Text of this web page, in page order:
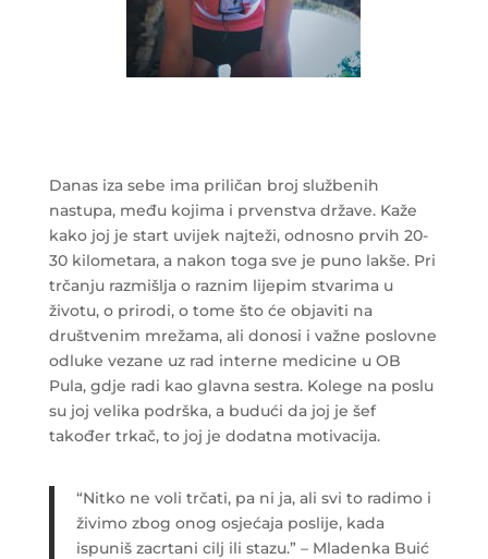
Danas iza sebe ima priličan broj službenih
nastupa, među kojima i prvenstva države. Kaže
kako joj je start uvijek najteži, odnosno prvih 20-
30 kilometara, a nakon toga sve je puno lakše. Pri
trčanju razmišlja o raznim lijepim stvarima u
životu, o prirodi, o tome što će objaviti na
društvenim mrežama, ali donosi i važne poslovne
odluke vezane uz rad interne medicine u OB
Pula, gdje radi kao glavna sestra. Kolege na poslu
su joj velika podrška, a budući da joj je šef
također trkač, to joj je dodatna motivacija.
“Nitko ne voli trčati, pa ni ja, ali svi to radimo i
živimo zbog onog osjećaja poslije, kada
ispuniš zacrtani cilj ili stazu.” – Mladenka Buić